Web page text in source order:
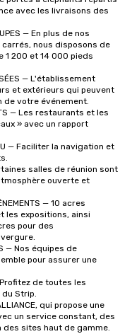
avec les livraisons des
— En plus de nos
nous disposons de
1 200 et 14 000 pieds
— L'établissement
et extérieurs qui peuvent
de votre événement.
— Les restaurants et les
» avec un rapport
— Faciliter la navigation et
salles de réunion sont
ouverte et
— 10 acres
les expositions, ainsi
pour des
— Nos équipes de
pour assurer une
Profitez de toutes les
Strip.
qui propose une
un service constant, des
sites haut de gamme.